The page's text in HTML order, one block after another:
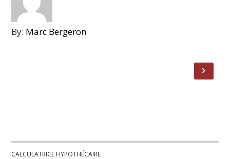
By: Marc Bergeron
CALCULATRICE HYPOTHÉCAIRE